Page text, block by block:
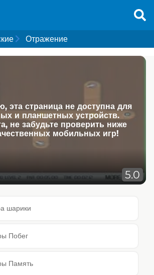
Отражение
эта страница не доступна для
и планшетных устройств.
не забудьте проверить ниже
мобильных игр!
5.0
шарики
Побег
Память